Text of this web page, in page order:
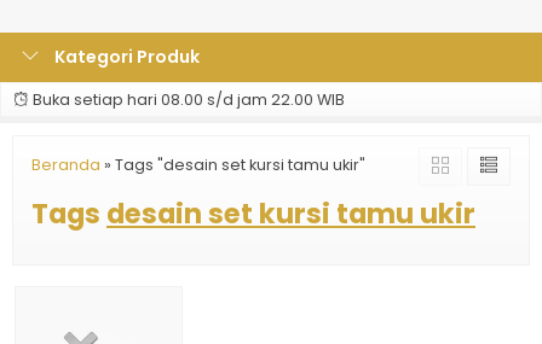
Kategori Produk
Buka setiap hari 08.00 s/d jam 22.00 WIB
Beranda » Tags "desain set kursi tamu ukir"
Tags desain set kursi tamu ukir